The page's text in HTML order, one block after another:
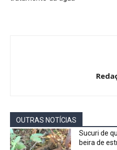
OUTRAS NOTÍCIAS
Sucuri de
beira de